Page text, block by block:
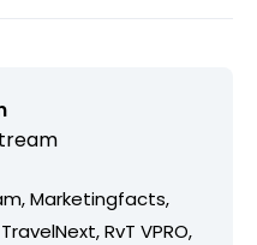
Marketingfacts,
RvT VPRO,